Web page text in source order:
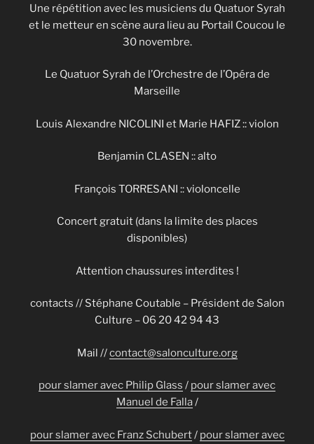
Une répétition avec les musiciens du Quatuor Syrah
et le metteur en scène aura lieu au Portail Coucou le
30 novembre.
Le Quatuor Syrah de l’Orchestre de l’Opéra de
Marseille
Louis Alexandre NICOLINI et Marie HAFIZ :: violon
Benjamin CLASEN :: alto
François TORRESANI :: violoncelle
Concert gratuit (dans la limite des places
disponibles)
Attention chaussures interdites !
contacts // Stéphane Coutable – Président de Salon
Culture – 06 20 42 94 43
Mail //contact@salonculture.org
pour slamer avec Philip Glass / pour slamer avec
Manuel de Falla/
pour slamer avec Franz Schubert/ pour slamer avec